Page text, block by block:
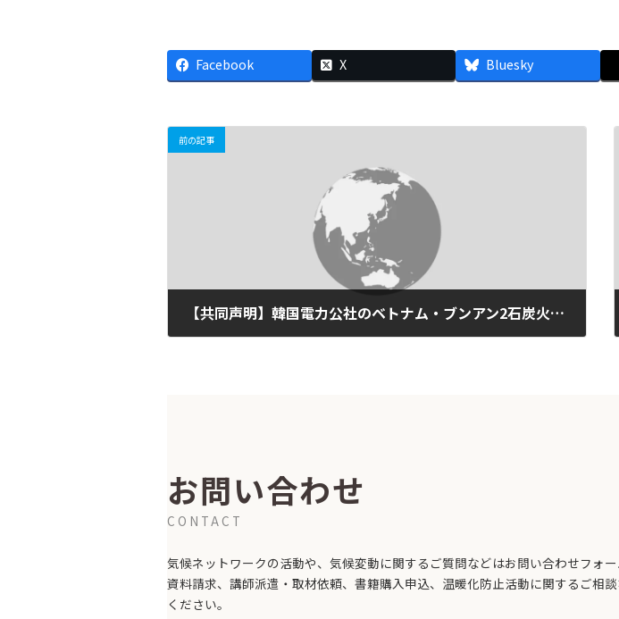
Facebook X Bluesky
前の記事
【共同声明】韓国電力公社のベトナム・ブンアン2石炭火力発電事業への参入決定に抗議 日本の官民も事業から撤退を（2020年10月5日）
お問い合わせ
CONTACT
気候ネットワークの活動や、気候変動に関するご質問などはお問い合わせフォー
資料請求、講師派遣・取材依頼、書籍購入申込、温暖化防止活動に関するご相
ください。